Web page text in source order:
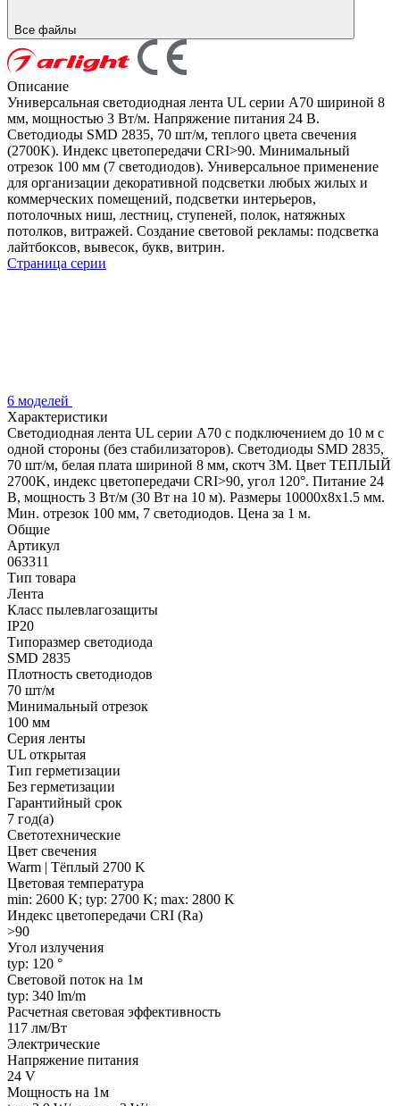
Все файлы
Описание
Универсальная светодиодная лента UL серии A70 шириной 8
мм, мощностью 3 Вт/м. Напряжение питания 24 В.
Светодиоды SMD 2835, 70 шт/м, теплого цвета свечения
(2700K). Индекс цветопередачи CRI>90. Минимальный
отрезок 100 мм (7 светодиодов). Универсальное применение
для организации декоративной подсветки любых жилых и
коммерческих помещений, подсветки интерьеров,
потолочных ниш, лестниц, ступеней, полок, натяжных
потолков, витражей. Создание световой рекламы: подсветка
лайтбоксов, вывесок, букв, витрин.
Страница серии
6 моделей
Характеристики
Светодиодная лента UL серии A70 с подключением до 10 м с
одной стороны (без стабилизаторов). Светодиоды SMD 2835,
70 шт/м, белая плата шириной 8 мм, скотч 3M. Цвет ТЕПЛЫЙ
2700K, индекс цветопередачи CRI>90, угол 120°. Питание 24
В, мощность 3 Вт/м (30 Вт на 10 м). Размеры 10000x8x1.5 мм.
Мин. отрезок 100 мм, 7 светодиодов. Цена за 1 м.
Общие
Артикул
063311
Тип товара
Лента
Класс пылевлагозащиты
IP20
Типоразмер светодиода
SMD 2835
Плотность светодиодов
70 шт/м
Минимальный отрезок
100 мм
Серия ленты
UL открытая
Тип герметизации
Без герметизации
Гарантийный срок
7 год(а)
Светотехнические
Цвет свечения
Warm | Тёплый 2700 K
Цветовая температура
min: 2600 K; typ: 2700 K; max: 2800 K
Индекс цветопередачи CRI (Ra)
>90
Угол излучения
typ: 120 °
Световой поток на 1м
typ: 340 lm/m
Расчетная световая эффективность
117 лм/Вт
Электрические
Напряжение питания
24 V
Мощность на 1м